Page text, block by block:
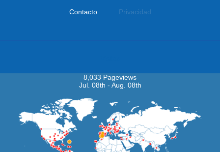
Contacto Privacidad
8,033 Pageviews
Jul. 08th - Aug. 08th